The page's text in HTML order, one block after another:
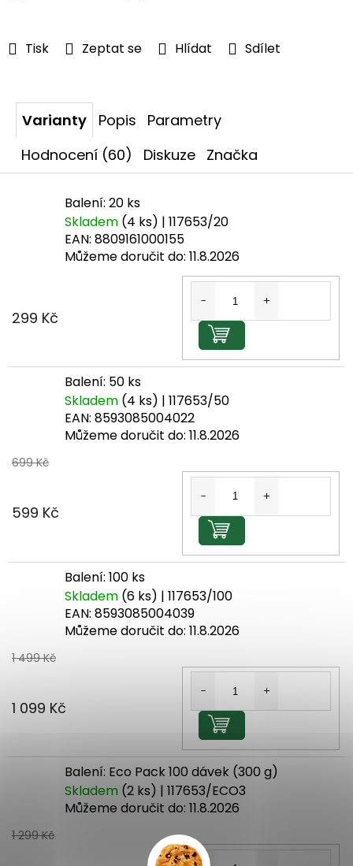
Tisk Zeptat se Hlídat Sdílet
Varianty Popis
Parametry
Hodnocení (60)
Diskuze Značka
Balení: 20 ks
Skladem (4 ks) | 117653/20
EAN: 8809161000155
Můžeme doručit do: 11.8.2026
299 Kč
Do košíku
Balení: 50 ks
Skladem (4 ks) | 117653/50
EAN: 8593085004022
Můžeme doručit do: 11.8.2026
699 Kč
599 Kč
Do košíku
Balení: 100 ks
Skladem (6 ks) | 117653/100
EAN: 8593085004039
Můžeme doručit do: 11.8.2026
1 499 Kč
1 099 Kč
Do košíku
Balení: Eco Pack 100 dávek (300 g)
Skladem (2 ks) | 117653/ECO3
Můžeme doručit do: 11.8.2026
1 299 Kč